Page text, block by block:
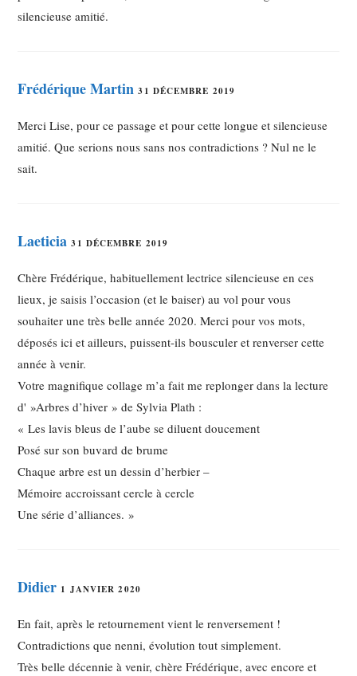
silencieuse amitié.
Frédérique Martin 31 DÉCEMBRE 2019
Merci Lise, pour ce passage et pour cette longue et silencieuse
amitié. Que serions nous sans nos contradictions ? Nul ne le
sait.
Laeticia 31 DÉCEMBRE 2019
Chère Frédérique, habituellement lectrice silencieuse en ces
lieux, je saisis l’occasion (et le baiser) au vol pour vous
souhaiter une très belle année 2020. Merci pour vos mots,
déposés ici et ailleurs, puissent-ils bousculer et renverser cette
année à venir.
Votre magnifique collage m’a fait me replonger dans la lecture
d' »Arbres d’hiver » de Sylvia Plath :
« Les lavis bleus de l’aube se diluent doucement
Posé sur son buvard de brume
Chaque arbre est un dessin d’herbier –
Mémoire accroissant cercle à cercle
Une série d’alliances. »
Didier 1 JANVIER 2020
En fait, après le retournement vient le renversement !
Contradictions que nenni, évolution tout simplement.
Très belle décennie à venir, chère Frédérique, avec encore et